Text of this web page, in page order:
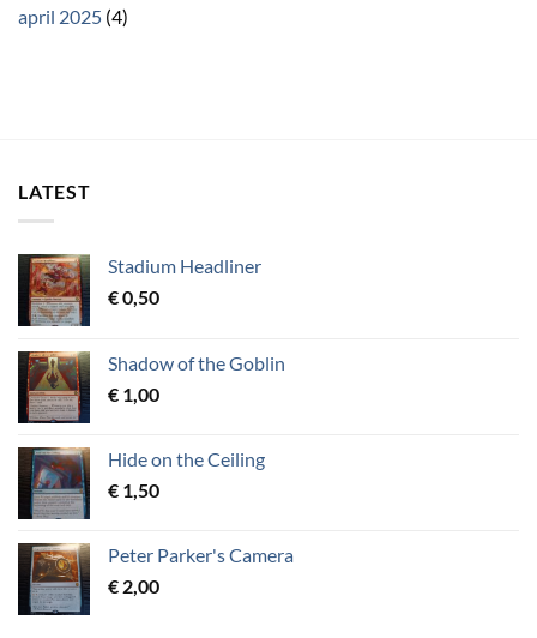
april 2025 (4)
LATEST
Stadium Headliner
€0,50
Shadow of the Goblin
€ 1,00
Hide on the Ceiling
€ 1,50
Peter Parker's Camera
€ 2,00